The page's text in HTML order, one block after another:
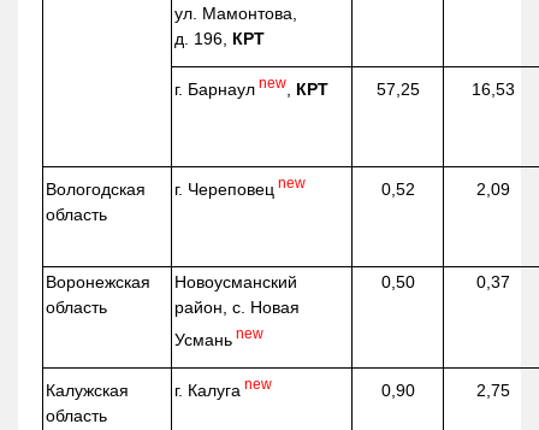
ул. Мамонтова,
д. 196, КРТ
г. Барнаул new КРТ 57,25 16,53
Вологодская
область
г. Череповец new 0,52 2,09
Воронежская
область
Новоусманский
район, с. Новая
Усмань new
0,50 0,37
Калужская
область
г. Калуга new 0,90 2,75